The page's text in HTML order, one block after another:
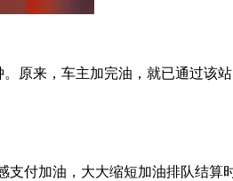
原来，车主加完油，就已通过该站
付加油，大大缩短加油排队结算